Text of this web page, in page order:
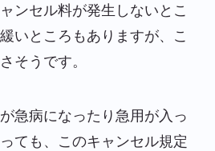
ンセル料が発生しないとこ
いところもありますが、こ
そうです。
急病になったり急用が入っ
ても、このキャンセル規定